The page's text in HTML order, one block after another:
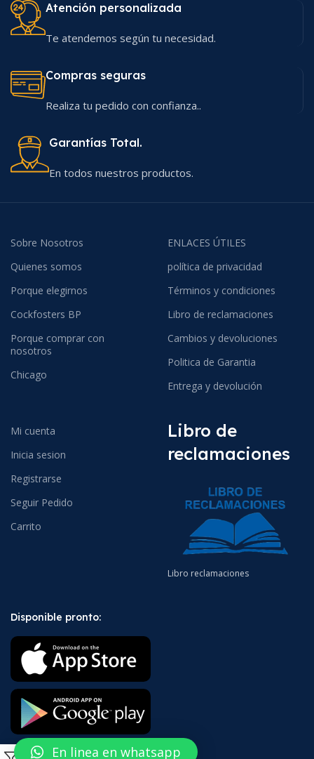
Atención personalizada
Te atendemos según tu necesidad.
Compras seguras
Realiza tu pedido con confianza..
Garantías Total.
En todos nuestros productos.
Sobre Nosotros
Quienes somos
Porque elegirnos
Cockfosters BP
Porque comprar con
nosotros
Chicago
ENLACES ÚTILES
política de privacidad
Términos y condiciones
Libro de reclamaciones
Cambios y devoluciones
Politica de Garantia
Entrega y devolución
Mi cuenta
Inicia sesion
Registrarse
Seguir Pedido
Carrito
Libro de
reclamaciones
Libro reclamaciones
Disponible pronto:
0
En linea en whatsapp